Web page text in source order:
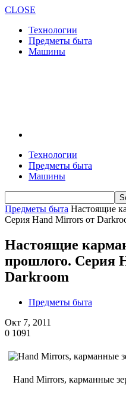
CLOSE
Технологии
Предметы быта
Машины
Технологии
Предметы быта
Машины
Предметы быта Настоящие
Серия Hand Mirrors от
Настоящие
прошлого. Серия
Darkroom
Предметы быта
Окт 7, 2011
0 1091
Hand Mirrors, карманные